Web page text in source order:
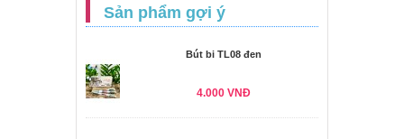
Sản phẩm gợi ý
Bút bi TL08 đen
4.000 VNĐ